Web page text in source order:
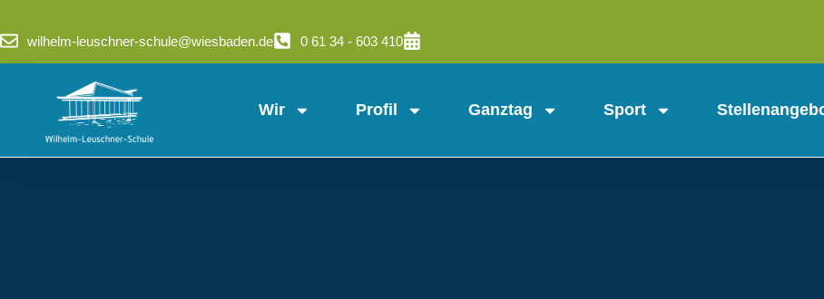
wilhelm-leuschner-schule@wiesbaden.de 0 61 34 - 603 410
Wir Profil Ganztag Sport